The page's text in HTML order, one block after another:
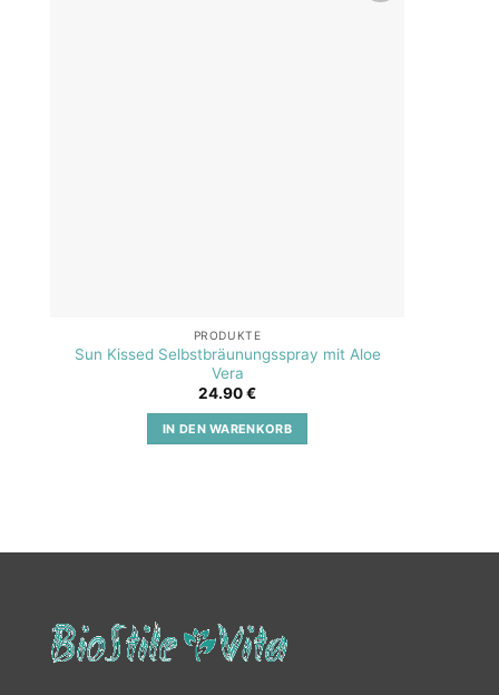
PRODUKTE
Sun Kissed Selbstbräunungsspray mit Aloe
Vera
24.90€
IN DEN WARENKORB